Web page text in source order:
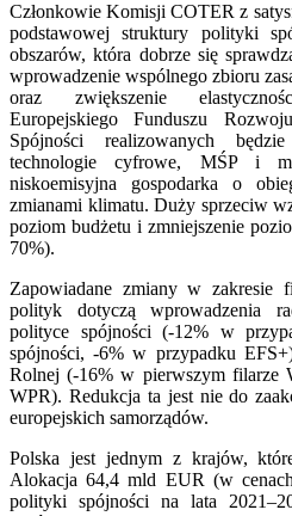
Członkowie Komisji COTER z
podstawowej struktury polityki
obszarów, która dobrze się
wprowadzenie wspólnego zbioru
oraz zwiększenie
Europejskiego Funduszu
Spójności realizowanych
technologie cyfrowe, MŚP i
niskoemisyjna gospodarka o
zmianami klimatu. Duży sprzeciw
poziom budżetu i zmniejszenie
70%).
Zapowiadane zmiany w zakresie
polityk dotyczą wprowadzenia
polityce spójności (-12% w
spójności, -6% w przypadku
Rolnej (-16% w pierwszym filarze
WPR). Redukcja ta jest nie do
europejskich samorządów.
Polska jest jednym z krajów,
Alokacja 64,4 mld EUR (w
polityki spójności na lata